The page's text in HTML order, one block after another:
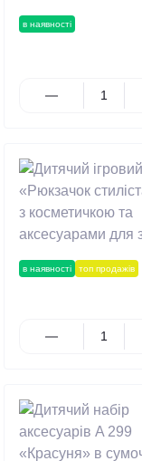
в наявності
в наявності топ продажів